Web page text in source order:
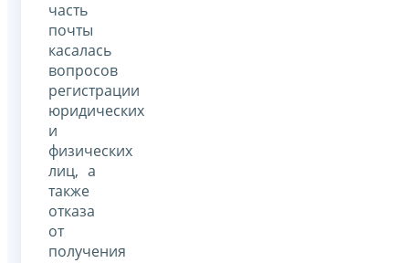
часть
почты
касалась
вопросов
регистрации
юридических
и
физических
лиц, а
также
отказа
от
получения